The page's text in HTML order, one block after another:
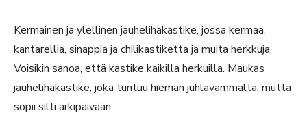
Kermainen ja ylellinen jauhelihakastike, jossa kermaa,
kantarellia, sinappia ja chilikastiketta ja muita herkkuja.
Voisikin sanoa, että kastike kaikilla herkuilla. Maukas
jauhelihakastike, joka tuntuu hieman juhlavammalta, mutta
sopii silti arkipäivään.